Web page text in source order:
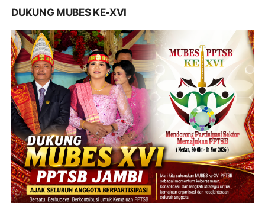
DUKUNG MUBES KE-XVI